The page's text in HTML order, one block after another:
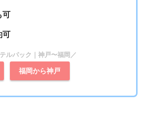
可
可
ルパック｜神戸〜福岡／
福岡から神戸